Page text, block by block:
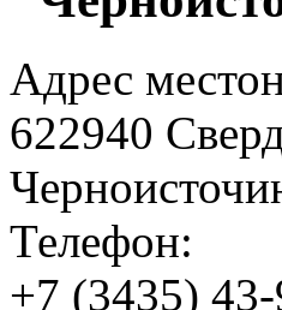
Адрес
622940
Телефон:
+7 (3435)